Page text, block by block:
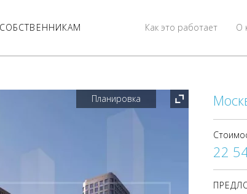
О
Как это работает
Планировка
22